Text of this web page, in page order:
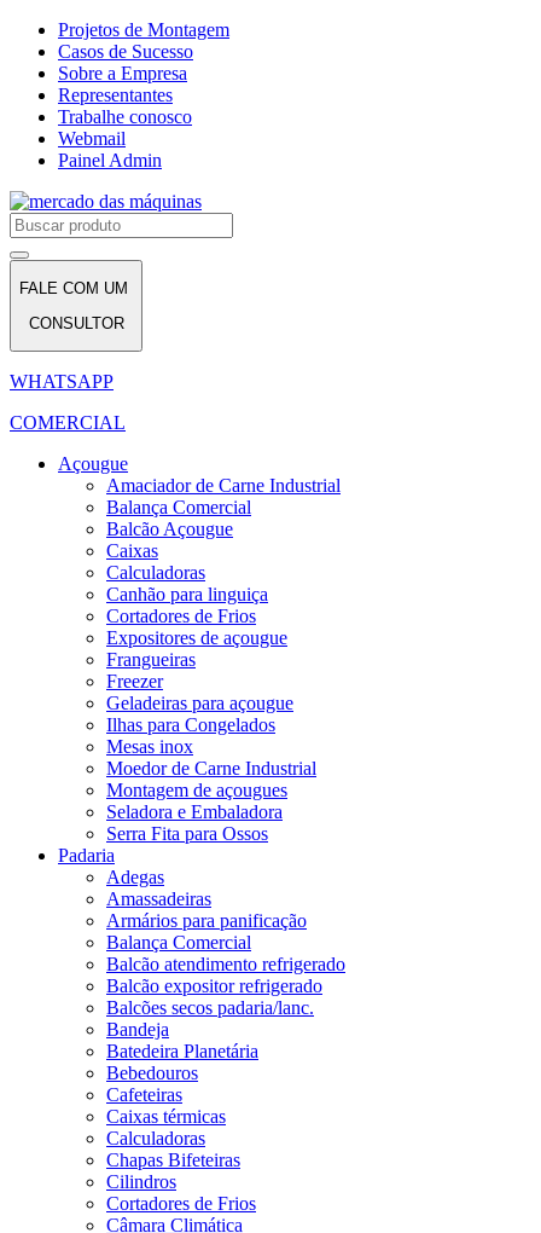
Projetos de Montagem
Casos de Sucesso
Sobre a Empresa
Representantes
Trabalhe conosco
Webmail
Painel Admin
FALE COM UM
CONSULTOR
WHATSAPP
COMERCIAL
Açougue
Amaciador de Carne Industrial
Balança Comercial
Balcão Açougue
Caixas
Calculadoras
Canhão para linguiça
Cortadores de Frios
Expositores de açougue
Frangueiras
Freezer
Geladeiras para açougue
Ilhas para Congelados
Mesas inox
Moedor de Carne Industrial
Montagem de açougues
Seladora e Embaladora
Serra Fita para Ossos
Padaria
Adegas
Amassadeiras
Armários para panificação
Balança Comercial
Balcão atendimento refrigerado
Balcão expositor refrigerado
Balcões secos padaria/lanc.
Bandeja
Batedeira Planetária
Bebedouros
Cafeteiras
Caixas térmicas
Calculadoras
Chapas Bifeteiras
Cilindros
Cortadores de Frios
Câmara Climática